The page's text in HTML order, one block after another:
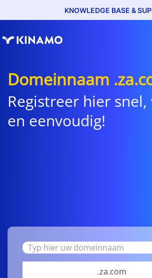
KNOWLEDGE BASE &
Domeinnaam
Registreer hier
en eenvoudig!
.za.com